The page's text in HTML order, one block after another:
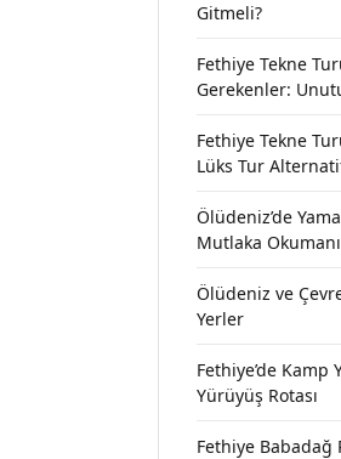
Gitmeli?
Fethiye Tekne
Gerekenler:
Fethiye Tekne
Lüks Tur
Ölüdeniz’de
Mutlaka
Ölüdeniz ve
Yerler
Fethiye’de
Yürüyüş Rotası
Fethiye Babadağ